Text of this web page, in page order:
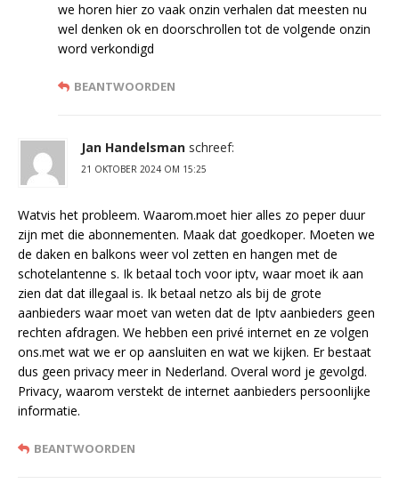
we horen hier zo vaak onzin verhalen dat meesten nu
wel denken ok en doorschrollen tot de volgende onzin
word verkondigd
BEANTWOORDEN
Jan Handelsman schreef:
21 OKTOBER 2024 OM 15:25
Watvis het probleem. Waarom.moet hier alles zo peper duur
zijn met die abonnementen. Maak dat goedkoper. Moeten we
de daken en balkons weer vol zetten en hangen met de
schotelantenne s. Ik betaal toch voor iptv, waar moet ik aan
zien dat dat illegaal is. Ik betaal netzo als bij de grote
aanbieders waar moet van weten dat de Iptv aanbieders geen
rechten afdragen. We hebben een privé internet en ze volgen
ons.met wat we er op aansluiten en wat we kijken. Er bestaat
dus geen privacy meer in Nederland. Overal word je gevolgd.
Privacy, waarom verstekt de internet aanbieders persoonlijke
informatie.
BEANTWOORDEN